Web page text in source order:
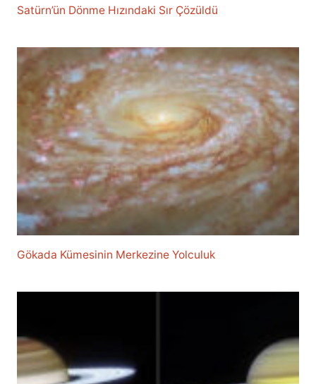
Satürn’ün Dönme Hızındaki Sır Çözüldü
Gökada Kümesinin Merkezine Yolculuk